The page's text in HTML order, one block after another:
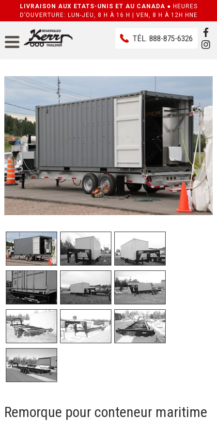
LIVRAISON AUX ETATS-UNIS ET AU CANADA ● HEURES
D’OUVERTURE: LUN-JEU, 8 H À 16 H | VEN, 8 H À 12H HNE
TÉL.888-875-6326
Remorque pour conteneur maritime